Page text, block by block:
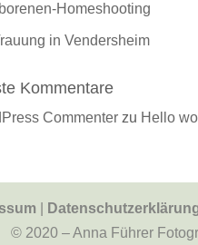
Homeshooting
in Vendersheim
Kommentare
Commenterzu Hello
© 2020 – Anna Führer